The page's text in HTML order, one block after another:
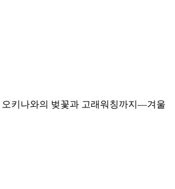
오키나와의 벚꽃과 고래워칭까지—겨울